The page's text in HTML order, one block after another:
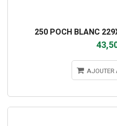
250 POCH BLANC
AJOUTER